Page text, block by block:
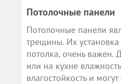
Потолочные панели
Потолочные панели
трещины. Их
потолка, очень важен.
или на кухне
влагостойкость и